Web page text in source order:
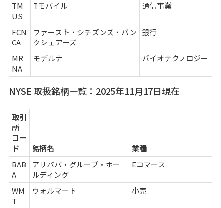
TM
US
Tモバイル 通信事業
FCN
CA
ファースト・シチズンズ・バン
クシェアーズ
銀行
MR
NA
モデルナ バイオテクノロジー
NYSE 取扱銘柄一覧：2025年11月17日現在
取引
所
コー
ド
銘柄名
業種
BAB
A
アリババ・グループ・ホー
ルディング
Eコマース
WM
T
ウォルマート 小売